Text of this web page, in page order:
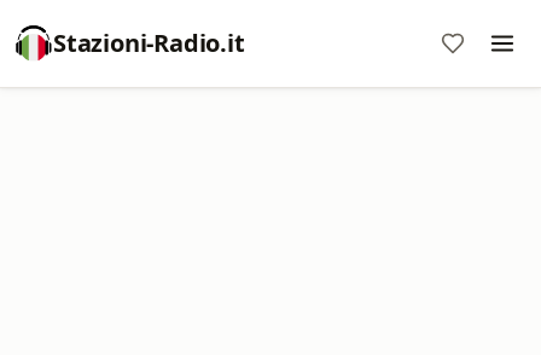
Stazioni-Radio.it